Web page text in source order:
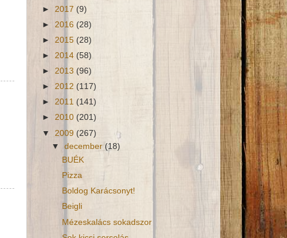
► 2017 (9)
► 2016 (28)
► 2015 (28)
► 2014 (58)
► 2013 (96)
► 2012 (117)
► 2011 (141)
► 2010 (201)
▼ 2009 (267)
▼december (18)
BUÉK
Pizza
Boldog Karácsonyt!
Beigli
Mézeskalács sokadszor